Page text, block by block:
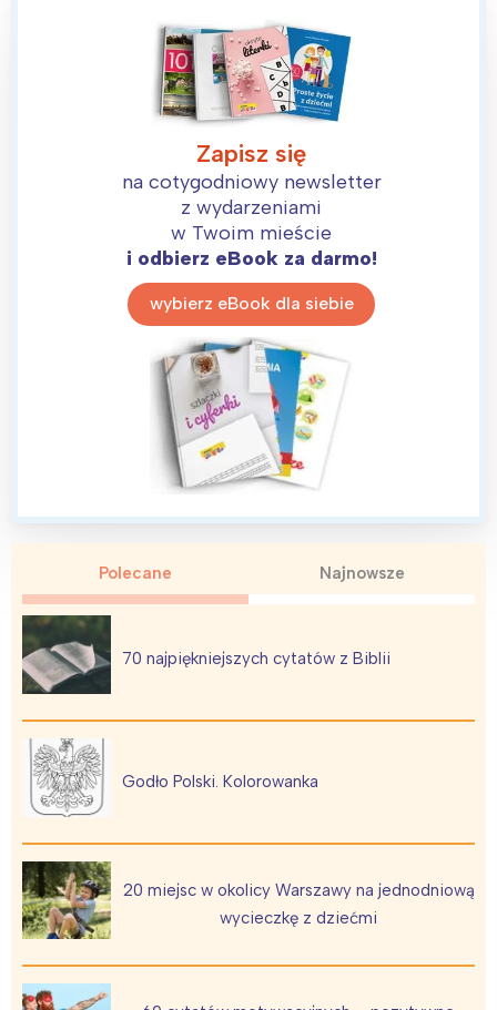
Zapisz się
na cotygodniowy newsletter
z wydarzeniami
w Twoim mieście
i odbierz eBook za darmo!
wybierz eBook dla siebie
Polecane Najnowsze
70 najpiękniejszych cytatów z Biblii
Godło Polski. Kolorowanka
20 miejsc w okolicy Warszawy na jednodniową
wycieczkę z dziećmi
Interesują mnie wydarzenia z
tego regionu:
Warszawa